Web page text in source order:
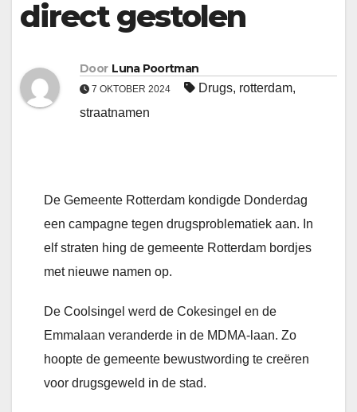
direct gestolen
Door Luna Poortman
7 OKTOBER 2024 Drugs, rotterdam,
straatnamen
De Gemeente Rotterdam kondigde Donderdag
een campagne tegen drugsproblematiek aan. In
elf straten hing de gemeente Rotterdam bordjes
met nieuwe namen op.
De Coolsingel werd de Cokesingel en de
Emmalaan veranderde in de MDMA-laan. Zo
hoopte de gemeente bewustwording te creëren
voor drugsgeweld in de stad.